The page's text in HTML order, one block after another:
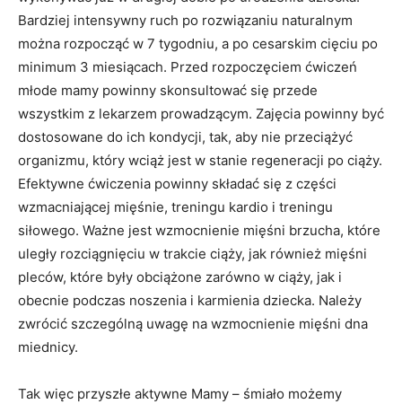
Bardziej intensywny ruch po rozwiązaniu naturalnym
można rozpocząć w 7 tygodniu, a po cesarskim cięciu po
minimum 3 miesiącach. Przed rozpoczęciem ćwiczeń
młode mamy powinny skonsultować się przede
wszystkim z lekarzem prowadzącym. Zajęcia powinny być
dostosowane do ich kondycji, tak, aby nie przeciążyć
organizmu, który wciąż jest w stanie regeneracji po ciąży.
Efektywne ćwiczenia powinny składać się z części
wzmacniającej mięśnie, treningu kardio i treningu
siłowego. Ważne jest wzmocnienie mięśni brzucha, które
uległy rozciągnięciu w trakcie ciąży, jak również mięśni
pleców, które były obciążone zarówno w ciąży, jak i
obecnie podczas noszenia i karmienia dziecka. Należy
zwrócić szczególną uwagę na wzmocnienie mięśni dna
miednicy.
Tak więc przyszłe aktywne Mamy – śmiało możemy